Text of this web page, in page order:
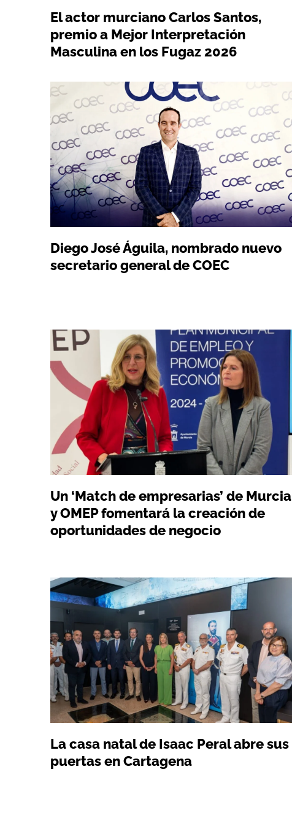
El actor murciano Carlos Santos,
premio a Mejor Interpretación
Masculina en los Fugaz 2026
Diego José Águila, nombrado nuevo
secretario general de COEC
Un ‘Match de empresarias’ de Murcia
y OMEP fomentará la creación de
oportunidades de negocio
La casa natal de Isaac Peral abre sus
puertas en Cartagena